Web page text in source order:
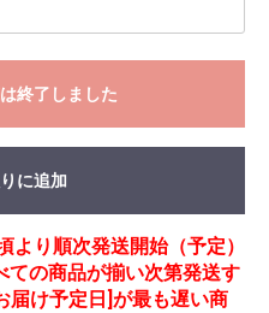
終了しました
に追加
り順次発送開始（予定）
の商品が揃い次第発送す
届け予定日]が最も遅い商